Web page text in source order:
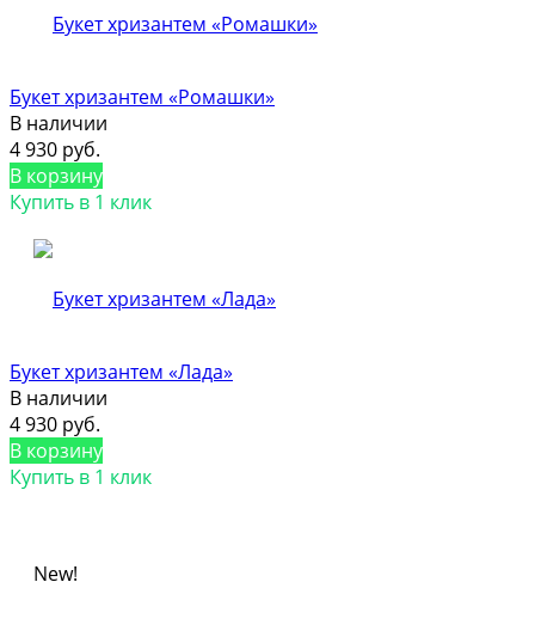
Букет хризантем «Ромашки»
В наличии
4 930 руб.
В корзину
Купить в 1 клик
Букет хризантем «Лада»
В наличии
4 930 руб.
В корзину
Купить в 1 клик
New!